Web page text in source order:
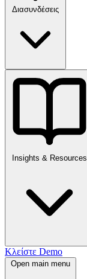
Διασυνδέσεις
Insights & Resources
Κλείστε Demo
Open main menu